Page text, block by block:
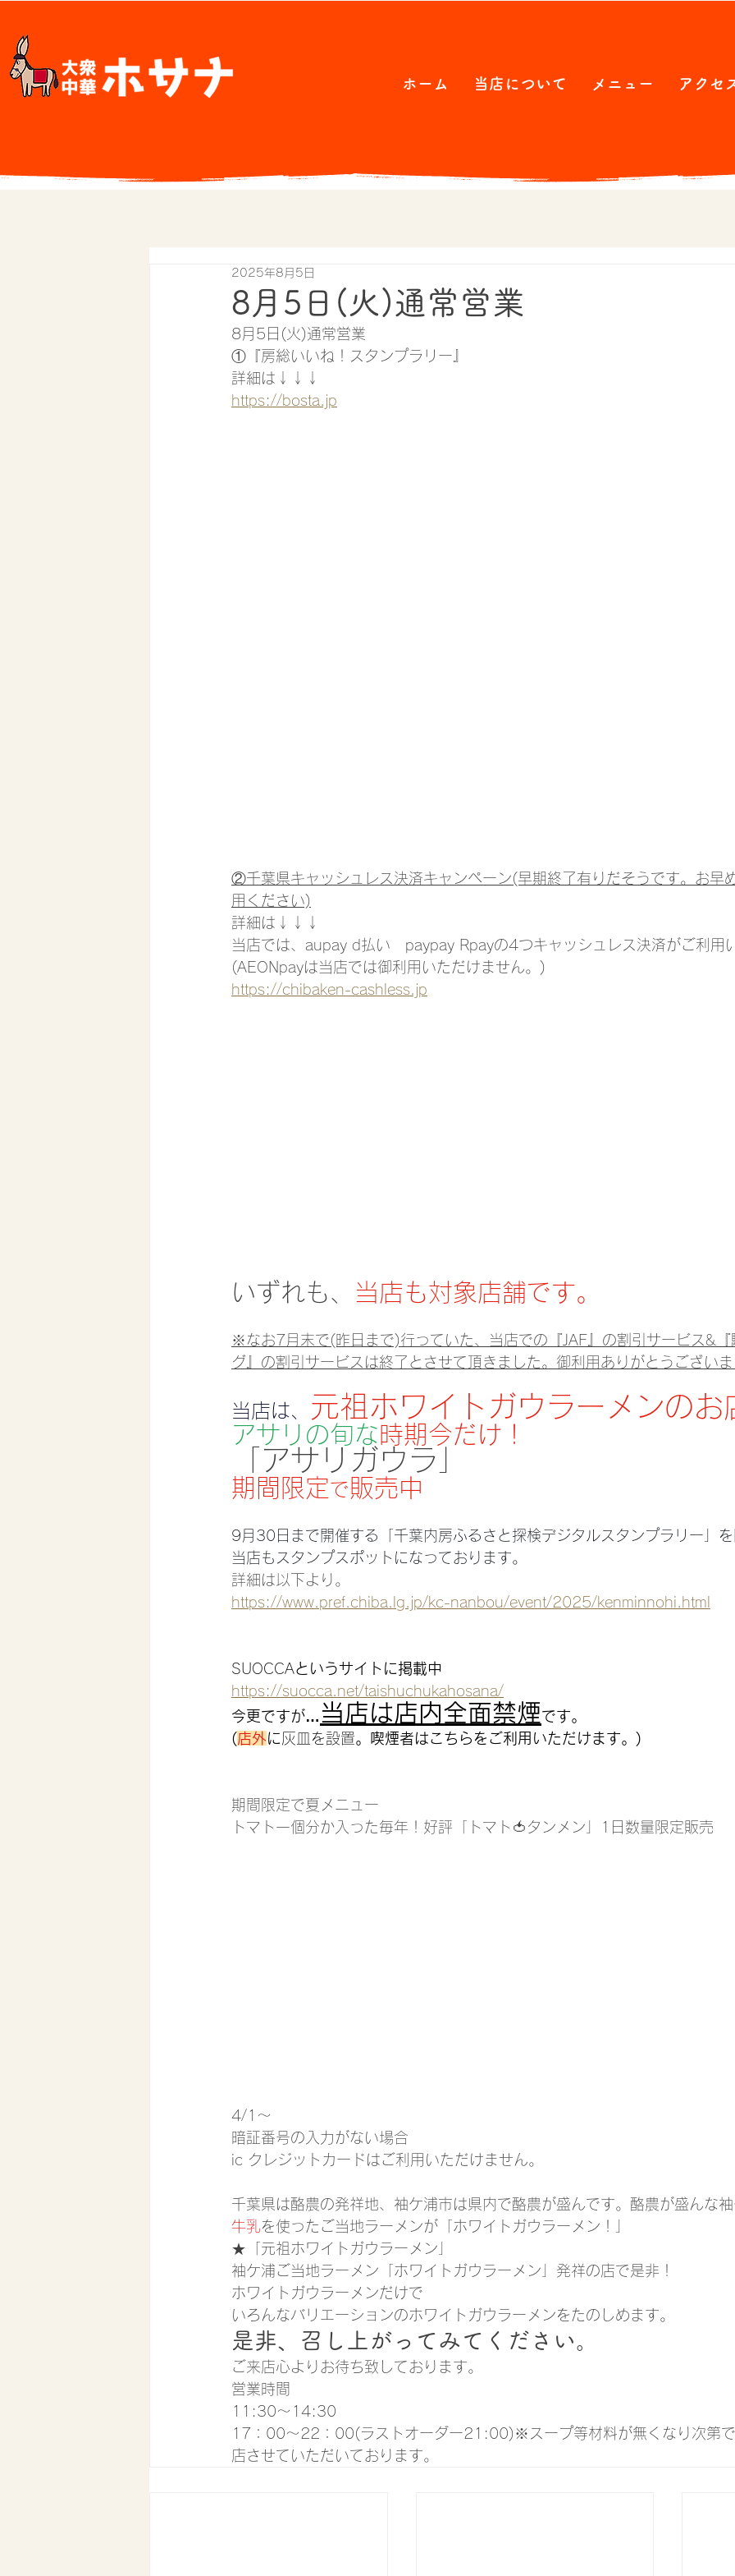
ホーム 当店について メニュー アクセ
8月5日(火)通常営業
2025年8月5日
8月5日(火)通常営業
①『房総いいね！スタンプラリー』
詳細は↓↓↓
https://bosta.jp
②千葉県キャッシュレス決済キャンペーン(早期終了有りだそうです。お早
用ください)
詳細は↓↓↓
当店では、aupay d払い　paypay Rpayの4つキャッシュレス決済がご利用
(AEONpayは当店では御利用いただけません。)
https://chibaken-cashless.jp
いずれも、 当店も対象店舗です。
※なお7月末で(昨日まで)行っていた、当店での『JAF』の割引サービス&『
グ』の割引サービスは終了とさせて頂きました。御利用ありがとうござい
当店は、 元祖ホワイトガウラーメンのお
アサリの旬な時期今だけ！
「アサリガウラ」
期間限定で販売中
9月30日まで開催する「千葉内房ふるさと探検デジタルスタンプラリー」
当店もスタンプスポットになっております。
詳細は以下より。
https://www.pref.chiba.lg.jp/kc-nanbou/event/2025/kenminnohi.html
SUOCCAというサイトに掲載中
https://suocca.net/taishuchukahosana/
今更ですが… 当店は店内全面禁煙です。
( 店外に 灰皿を設置。喫煙者はこちらをご利用いただけます。)
期間限定で夏メニュー
トマト一個分か入った毎年！好評「トマト🍅タンメン」1日数量限定販売
4/1〜
暗証番号の入力がない場合
ic クレジットカードはご利用いただけません。
千葉県は酪農の発祥地、袖ケ浦市は県内で酪農が盛んです。酪農が盛んな
牛乳を使ったご当地ラーメンが「ホワイトガウラーメン！」
★「元祖ホワイトガウラーメン」
袖ケ浦ご当地ラーメン「ホワイトガウラーメン」発祥の店で是非！
ホワイトガウラーメンだけで
いろんなバリエーションのホワイトガウラーメンをたのしめます。
是非、召し上がってみてください。
ご来店心よりお待ち致しております。
営業時間
11:30〜14:30
17：00〜22：00(ラストオーダー21:00)※スープ等材料が無くなり次第
店させていただいております。